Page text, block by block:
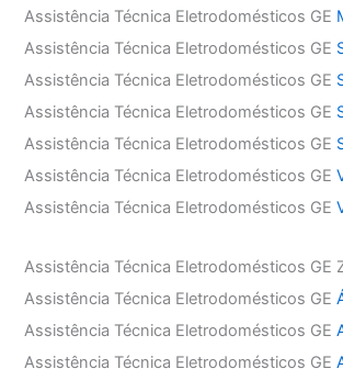
Assistência Técnica Eletrodomésticos GE
Assistência Técnica Eletrodomésticos GE
Assistência Técnica Eletrodomésticos GE
Assistência Técnica Eletrodomésticos GE
Assistência Técnica Eletrodomésticos GE
Assistência Técnica Eletrodomésticos GE
Assistência Técnica Eletrodomésticos GE
Assistência Técnica Eletrodomésticos GE
Assistência Técnica Eletrodomésticos GE
Assistência Técnica Eletrodomésticos GE
Assistência Técnica Eletrodomésticos GE